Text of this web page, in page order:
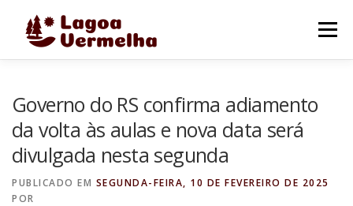
Menu
FALE CONOSCO
Governo do RS confirma adiamento
da volta às aulas e nova data será
divulgada nesta segunda
PUBLICADO EM SEGUNDA-FEIRA, 10 DE FEVEREIRO DE 2025
POR